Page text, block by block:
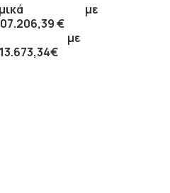
με
€
13.673,34€